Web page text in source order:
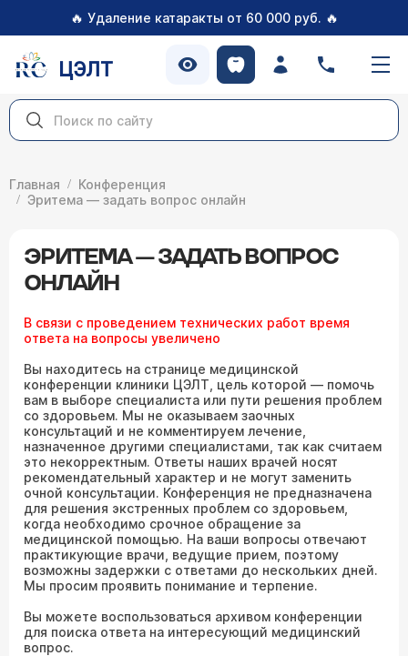
🔥 Удаление катаракты от 60 000 руб. 🔥
ЦЭЛТ
Главная
Конференция
Эритема — задать вопрос онлайн
ЭРИТЕМА — ЗАДАТЬ ВОПРОС
ОНЛАЙН
В связи с проведением технических работ время
ответа на вопросы увеличено
Вы находитесь на странице медицинской
конференции клиники ЦЭЛТ, цель которой — помочь
вам в выборе специалиста или пути решения проблем
со здоровьем. Мы не оказываем заочных
консультаций и не комментируем лечение,
назначенное другими специалистами, так как считаем
это некорректным. Ответы наших врачей носят
рекомендательный характер и не могут заменить
очной консультации. Конференция не предназначена
для решения экстренных проблем со здоровьем,
когда необходимо срочное обращение за
медицинской помощью. На ваши вопросы отвечают
практикующие врачи, ведущие прием, поэтому
возможны задержки с ответами до нескольких дней.
Мы просим проявить понимание и терпение.
Вы можете воспользоваться архивом конференции
для поиска ответа на интересующий медицинский
вопрос.